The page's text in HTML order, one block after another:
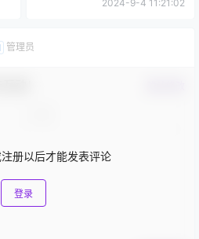
2024-9-4 11:21:02
管理员
册以后才能发表评论
登录